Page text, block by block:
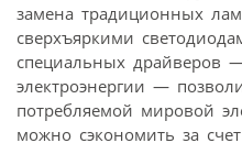
замена традиционных
сверхъяркими
специальных драйверов
электроэнергии —
потребляемой мировой
можно сэкономить за